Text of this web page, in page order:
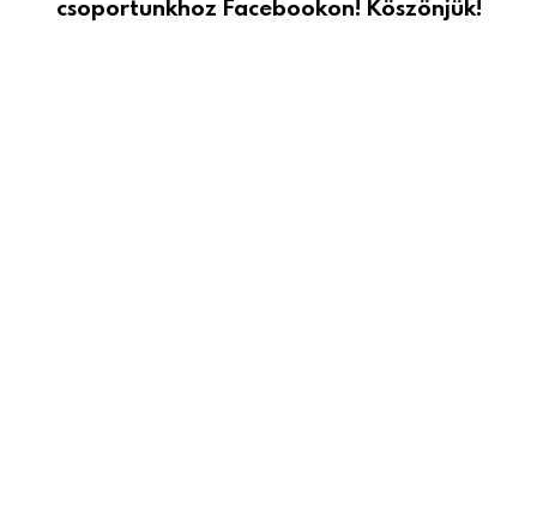
csoportunkhoz Facebookon! Köszönjük!